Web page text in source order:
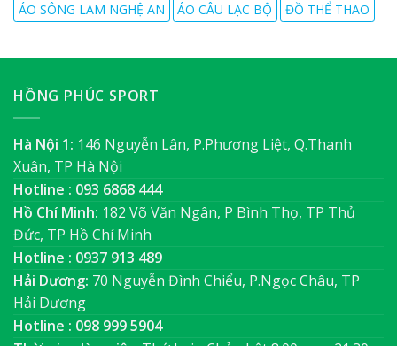
ÁO SÔNG LAM NGHỆ AN ÁO CÂU LẠC BỘ ĐỒ THỂ THAO
HỒNG PHÚC SPORT
Hà Nội 1: 146 Nguyễn Lân, P.Phương Liệt, Q.Thanh
Xuân, TP Hà Nội
Hotline : 093 6868 444
Hồ Chí Minh: 182 Võ Văn Ngân, P Bình Thọ, TP Thủ
Đức, TP Hồ Chí Minh
Hotline : 0937 913 489
Hải Dương: 70 Nguyễn Đình Chiểu, P.Ngọc Châu, TP
Hải Dương
Hotline : 098 999 5904